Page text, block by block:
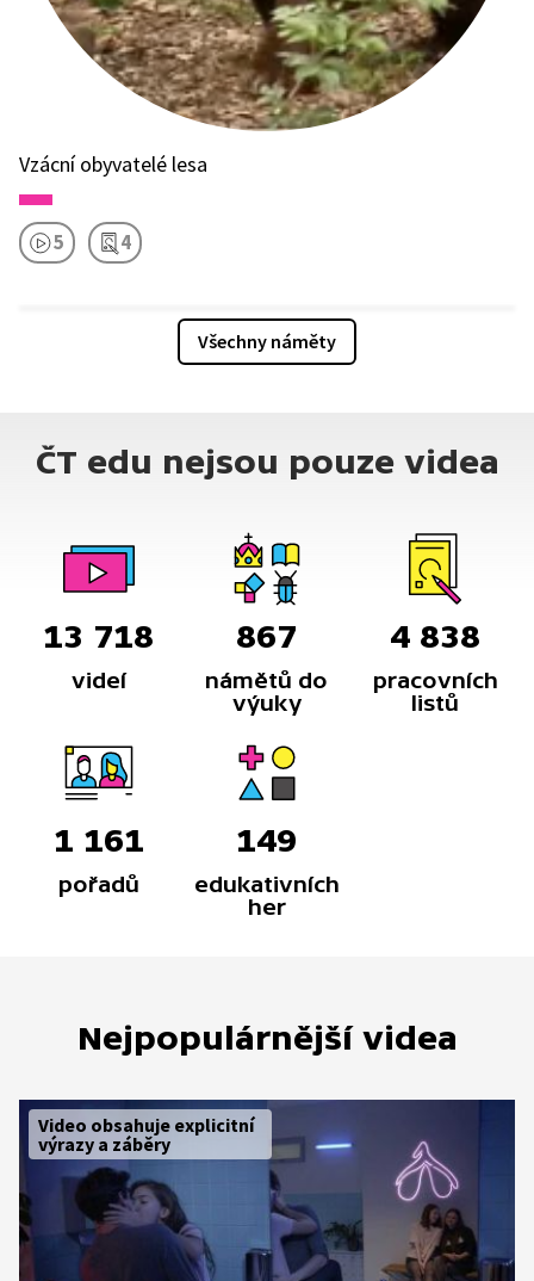
Vzácní obyvatelé lesa
5 4
Všechny náměty
ČT edu nejsou pouze videa
13 718
videí
867
námětů do
výuky
4 838
pracovních
listů
1 161
pořadů
149
edukativních
her
Nejpopulárnější videa
Video obsahuje explicitní
výrazy a záběry